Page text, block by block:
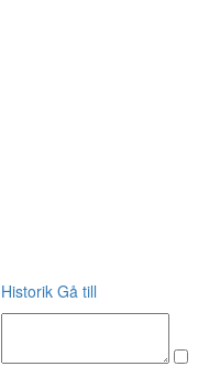
Historik Gå till